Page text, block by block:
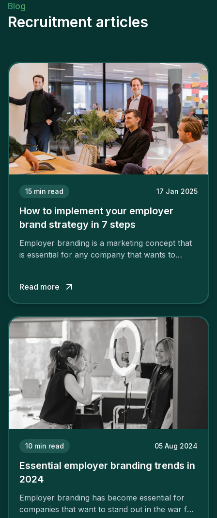
Blog
Recruitment articles
15 min read 17 Jan 2025
How to implement your employer
brand strategy in 7 steps
Employer branding is a marketing concept that
is essential for any company that wants to
solid and positive employer brand are clear, you
cannot simply wave a magic wand for it to be
Read more
10 min read 05 Aug 2024
Essential employer branding trends in
2024
Employer branding has become essential for
companies that want to stand out in the war for